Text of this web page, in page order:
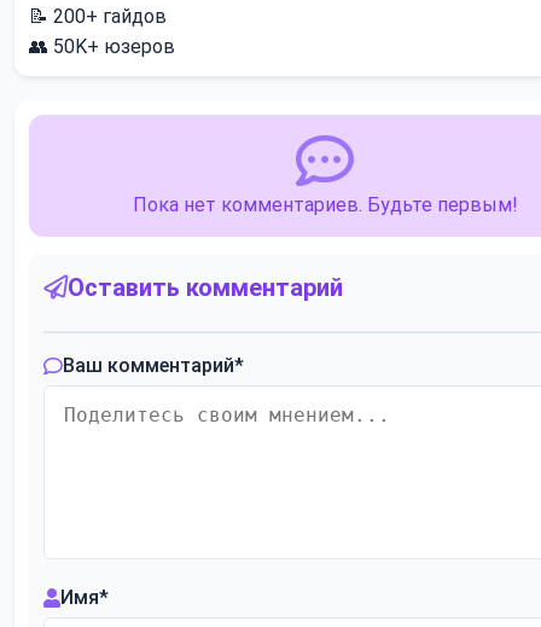
📝 200+ гайдов
👥 50K+ юзеров
Пока нет комментариев. Будьте первым!
Оставить комментарий
Ваш комментарий*
Имя*